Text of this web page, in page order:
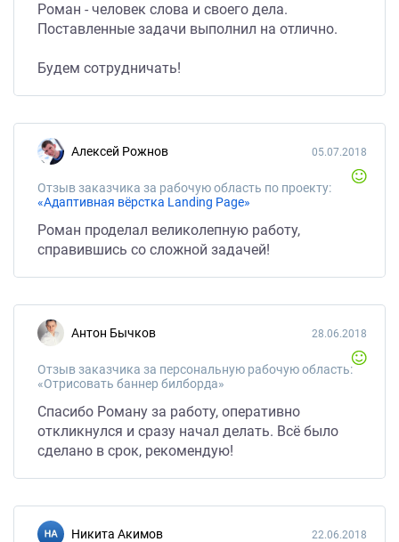
Роман - человек слова и своего дела.
Поставленные задачи выполнил на отлично.
Будем сотрудничать!
Алексей Рожнов
Отзыв заказчика за рабочую область по проекту:
«Адаптивная вёрстка Landing Page»
05.07.2018
Роман проделал великолепную работу,
справившись со сложной задачей!
Антон Бычков
Отзыв заказчика за персональную рабочую область:
«Отрисовать баннер билборда»
28.06.2018
Спасибо Роману за работу, оперативно
откликнулся и сразу начал делать. Всё было
сделано в срок, рекомендую!
Никита Акимов 22.06.2018